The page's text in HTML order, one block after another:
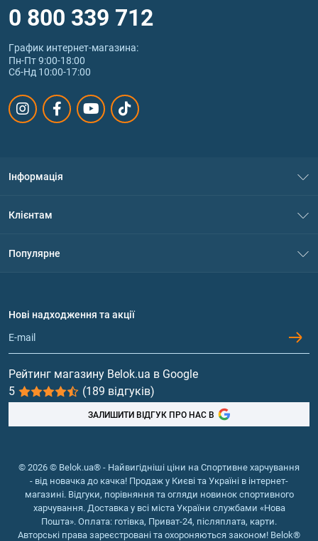
0 800 339 712
График интернет‑магазина:
Пн-Пт 9:00-18:00
Сб-Нд 10:00-17:00
Інформація
Політика конфіденційності
Обмін та повернення
Клієнтам
Популярне
Протеїн
Гейнери
Вітаміни та мінерали
Риб'ячий жир, жирні кислоти
Нові надходження та акції
Рейтинг магазину Belok.ua в Google
5
(189 відгуків)
ЗАЛИШИТИ ВІДГУК ПРО НАС В
© 2026 © Belok.ua® - Найвигідніші ціни на Спортивне харчування
- від новачка до качка! Продаж у Києві та Україні в інтернет-
магазині. Відгуки, порівняння та огляди новинок спортивного
харчування. Доставка у всі міста України службами «Нова
Пошта». Оплата: готівка, Приват-24, післяплата, карти.
Авторські права зареєстровані та охороняються законом! Belok®